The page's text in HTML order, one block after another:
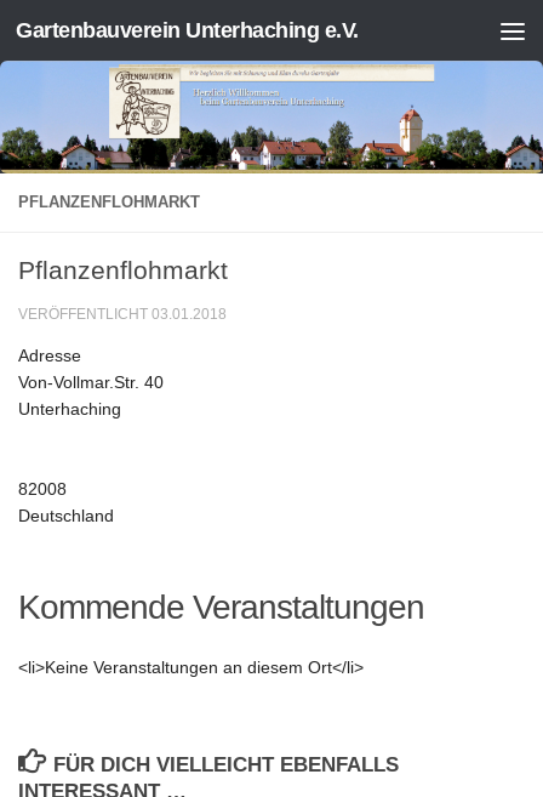
Zum Inhalt springen
Gartenbauverein Unterhaching e.V.
PFLANZENFLOHMARKT
Pflanzenflohmarkt
VERÖFFENTLICHT 03.01.2018
Adresse
Von-Vollmar.Str. 40
Unterhaching
82008
Deutschland
Kommende Veranstaltungen
<li>Keine Veranstaltungen an diesem Ort</li>
FÜR DICH VIELLEICHT EBENFALLS
INTERESSANT …